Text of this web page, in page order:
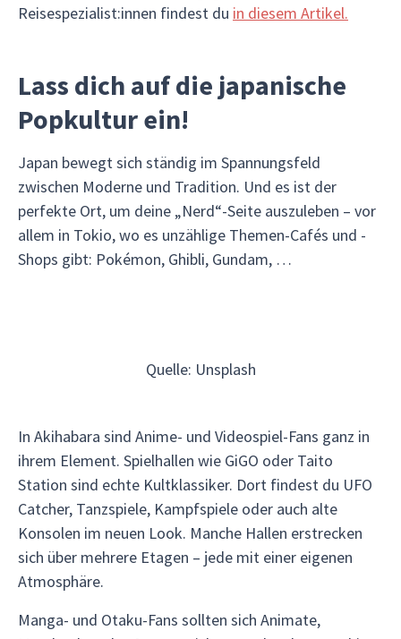
Reisespezialist:innen findest du in diesem Artikel.
Lass dich auf die japanische
Popkultur ein!
Japan bewegt sich ständig im Spannungsfeld
zwischen Moderne und Tradition. Und es ist der
perfekte Ort, um deine „Nerd“-Seite auszuleben – vor
allem in Tokio, wo es unzählige Themen-Cafés und -
Shops gibt: Pokémon, Ghibli, Gundam, …
Quelle: Unsplash
In Akihabara sind Anime- und Videospiel-Fans ganz in
ihrem Element. Spielhallen wie GiGO oder Taito
Station sind echte Kultklassiker. Dort findest du UFO
Catcher, Tanzspiele, Kampfspiele oder auch alte
Konsolen im neuen Look. Manche Hallen erstrecken
sich über mehrere Etagen – jede mit einer eigenen
Atmosphäre.
Manga- und Otaku-Fans sollten sich Animate,